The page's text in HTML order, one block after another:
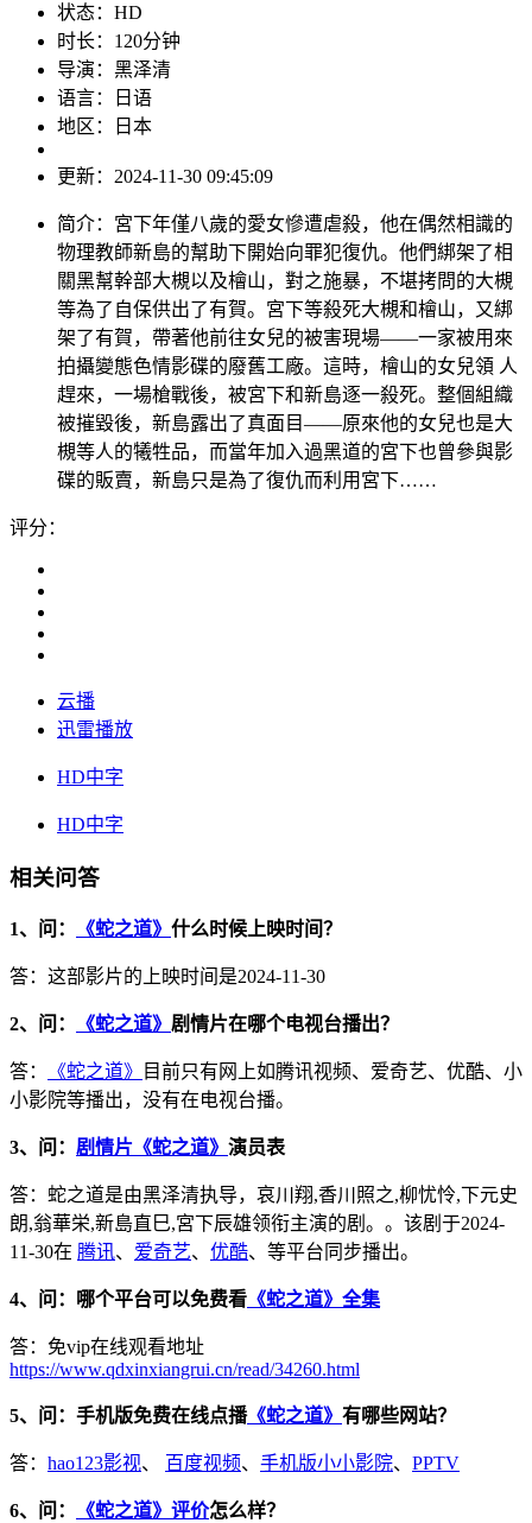
状态： HD
时长： 120分钟
导演： 黑泽清
语言：
日语
地区：
日本
更新： 2024-11-30 09:45:09
简介： 宮下年僅八歲的愛女慘遭虐殺，他在偶然相識的
物理教師新島的幫助下開始向罪犯復仇。他們綁架了相
關黑幫幹部大槻以及檜山，對之施暴，不堪拷問的大槻
等為了自保供出了有賀。宮下等殺死大槻和檜山，又綁
架了有賀，帶著他前往女兒的被害現場——一家被用來
拍攝變態色情影碟的廢舊工廠。這時，檜山的女兒領 人
趕來，一場槍戰後，被宮下和新島逐一殺死。整個組織
被摧毀後，新島露出了真面目——原來他的女兒也是大
槻等人的犧牲品，而當年加入過黑道的宮下也曾參與影
碟的販賣，新島只是為了復仇而利用宮下……
评分：
云播
迅雷播放
HD中字
HD中字
相关问答
1、问： 《蛇之道》 什么时候上映时间？
答：这部影片的上映时间是2024-11-30
2、问： 《蛇之道》 剧情片在哪个电视台播出？
答： 《蛇之道》
目前只有网上如腾讯视频、爱奇艺、优酷、小
小影院等播出，没有在电视台播。
3、问： 剧情片《蛇之道》 演员表
答：蛇之道是由黑泽清执导，哀川翔,香川照之,柳忧怜,下元史
朗,翁華栄,新島直巳,宮下辰雄领衔主演的剧。。该剧于2024-
11-30在 腾讯、 爱奇艺、 优酷、等平台同步播出。
4、问：哪个平台可以免费看 《蛇之道》全集
答：免vip在线观看地址
https://www.qdxinxiangrui.cn/read/34260.html
5、问：手机版免费在线点播《蛇之道》 有哪些网站？
答： hao123影视、 百度视频、 手机版小小影院、 PPTV
6、问： 《蛇之道》评价怎么样？